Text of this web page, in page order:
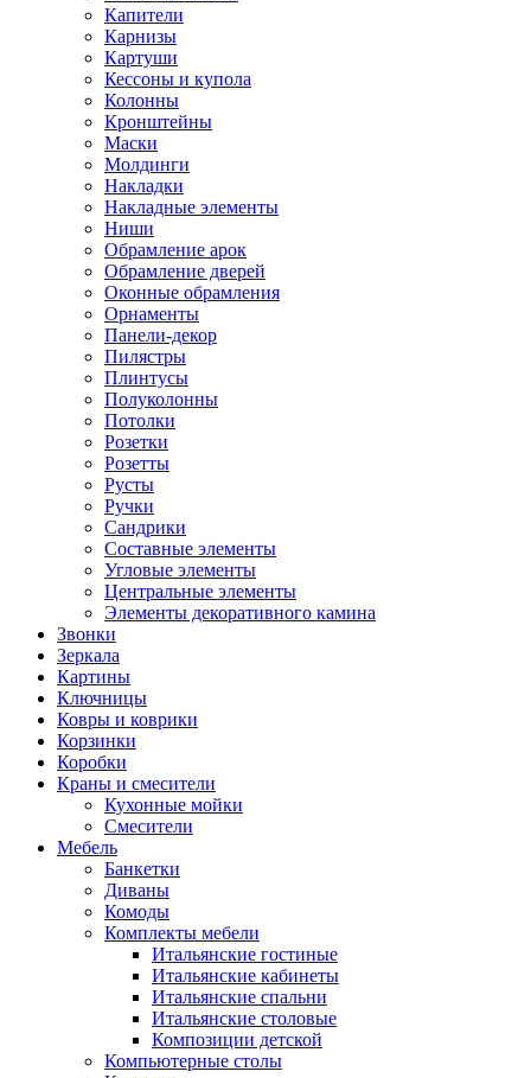
Капители
Карнизы
Картуши
Кессоны и купола
Колонны
Кронштейны
Маски
Молдинги
Накладки
Накладные элементы
Ниши
Обрамление арок
Обрамление дверей
Оконные обрамления
Орнаменты
Панели-декор
Пилястры
Плинтусы
Полуколонны
Потолки
Розетки
Розетты
Русты
Ручки
Сандрики
Составные элементы
Угловые элементы
Центральные элементы
Элементы декоративного камина
Звонки
Зеркала
Картины
Ключницы
Ковры и коврики
Корзинки
Коробки
Краны и смесители
Кухонные мойки
Смесители
Мебель
Банкетки
Диваны
Комоды
Комплекты мебели
Итальянские гостиные
Итальянские кабинеты
Итальянские спальни
Итальянские столовые
Композиции детской
Компьютерные столы